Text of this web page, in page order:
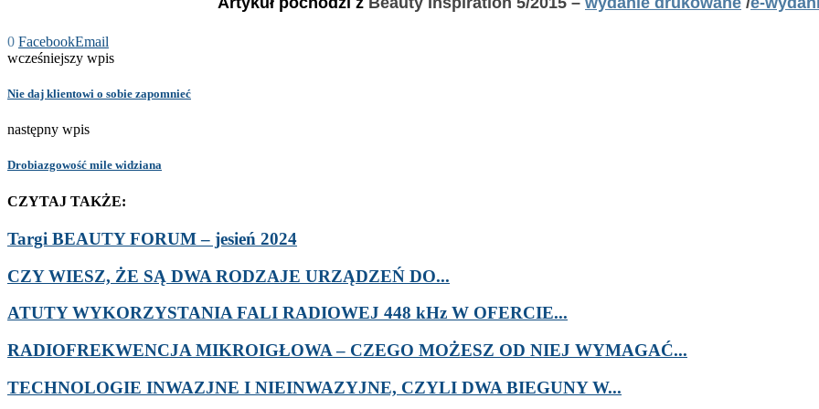
0 FacebookEmail
wcześniejszy wpis
Nie daj klientowi o sobie zapomnieć
następny wpis
Drobiazgowość mile widziana
CZYTAJ TAKŻE:
Targi BEAUTY FORUM – jesień 2024
CZY WIESZ, ŻE SĄ DWA RODZAJE URZĄDZEŃ DO...
ATUTY WYKORZYSTANIA FALI RADIOWEJ 448 kHz W OFERCIE...
RADIOFREKWENCJA MIKROIGŁOWA – CZEGO MOŻESZ OD NIEJ WYMAGAĆ...
TECHNOLOGIE INWAZJNE I NIEINWAZYJNE, CZYLI DWA BIEGUNY W...